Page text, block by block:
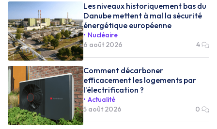
Les niveaux historiquement bas du
Danube mettent à mal la sécurité
énergétique européenne
Nucléaire
6 août 2026
4
Comment décarboner
efficacement les logements par
l’électrification ?
Actualité
5 août 2026
0